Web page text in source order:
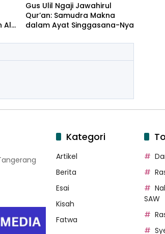
Al-
Gus Ulil Ngaji Jawahirul
Qur’an: Samudra Makna
dalam Ayat Singgasana-Nya
Kategori
Artikel
Berita
Esai
Kisah
Fatwa
SAW